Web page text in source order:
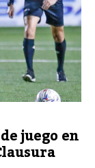
juego en